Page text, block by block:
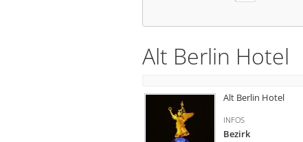
Alt Berlin Hotel
Alt Berlin Hotel
INFOS
Bezirk